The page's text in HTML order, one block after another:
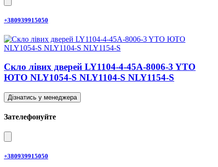
+380939915050
Скло лівих дверей LY1104-4-45A-8006-3 YTO
ЮТО NLY1054-S NLY1104-S NLY1154-S
Дізнатись у менеджера
Зателефонуйте
+380939915050